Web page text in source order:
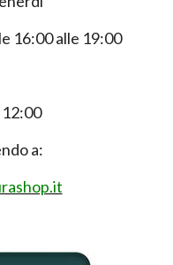
16:00 alle 19:00
12:00
a: